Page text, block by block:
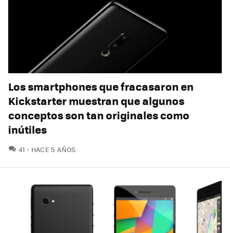
Los smartphones que fracasaron en
Kickstarter muestran que algunos
conceptos son tan originales como
inútiles
41 COMENTARIOS
HACE 5 AÑOS